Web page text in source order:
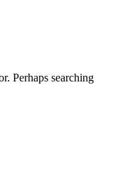
Perhaps searching